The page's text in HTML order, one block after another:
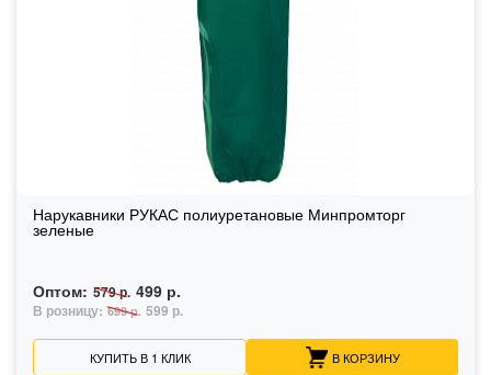
Нарукавники РУКАС полиуретановые Минпромторг
зеленые
Оптом: 579 р. 499 р.
В розницу: 699 р. 599 р.
КУПИТЬ В 1 КЛИК В КОРЗИНУ